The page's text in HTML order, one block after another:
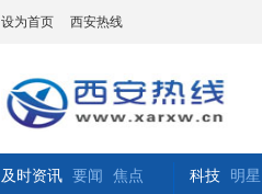
设为首页 西安热线
及时资讯 要闻
焦点
科技 明星